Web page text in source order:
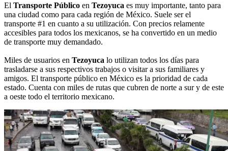
El Transporte Público en Tezoyuca es muy importante, tanto para
una ciudad como para cada región de México. Suele ser el
transporte #1 en cuanto a su utilización. Con precios relamente
accesibles para todos los mexicanos, se ha convertido en un medio
de transporte muy demandado.
Miles de usuarios en Tezoyuca lo utilizan todos los días para
trasladarse a sus respectivos trabajos o visitar a sus familiares y
amigos. El transporte público en México es la prioridad de cada
estado. Cuenta con miles de rutas que cubren de norte a sur y de este
a oeste todo el territorio mexicano.